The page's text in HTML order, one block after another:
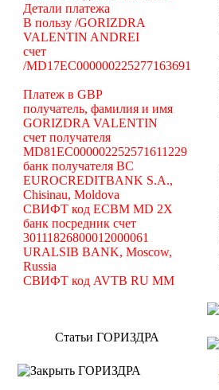
Детали платежа
В пользу /GORIZDRA
VALENTIN ANDREI
счет
/MD17EC000000225277163691
Платеж в GBP
получатель, фамилия и имя
GORIZDRA VALENTIN
счет получателя
MD81EC000002252571611229
банк получателя BC
EUROCREDITBANK S.A.,
Chisinau, Moldova
СВИФТ код ECBM MD 2X
банк посредник счет
30111826800012000061
URALSIB BANK, Moscow,
Russia
СВИФТ код AVTB RU MM
Статьи ГОРИЗДРА
ГОРИЗДРА